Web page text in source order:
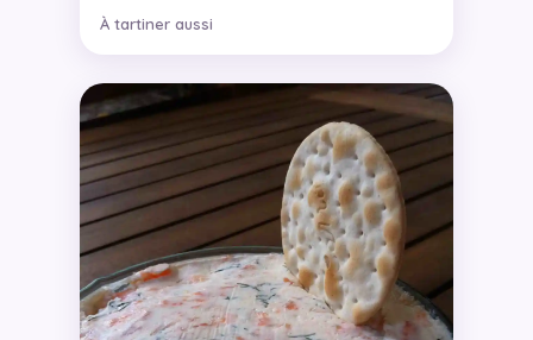
À tartiner aussi